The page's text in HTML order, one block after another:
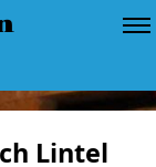
Lintel